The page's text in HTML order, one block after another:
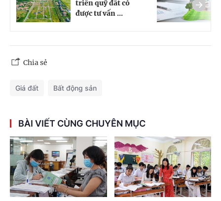
triển quỹ đất có
được tư vấn ...
Chia sẻ
Giá đất Bất động sản
BÀI VIẾT CÙNG CHUYÊN MỤC